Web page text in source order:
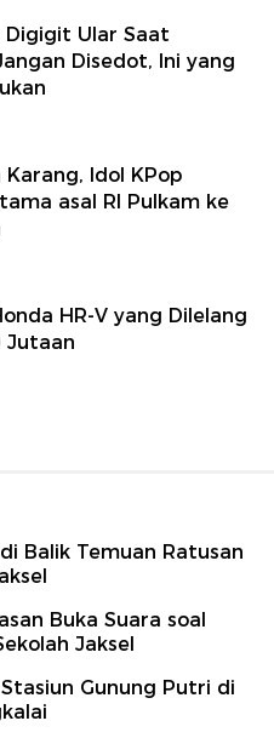
Digigit Ular Saat
Disedot, Ini yang
Idol KPop
asal RI Pulkam ke
HR-V yang Dilelang
Jutaan
Balik Temuan Ratusan
Buka Suara soal
Jaksel
Gunung Putri di